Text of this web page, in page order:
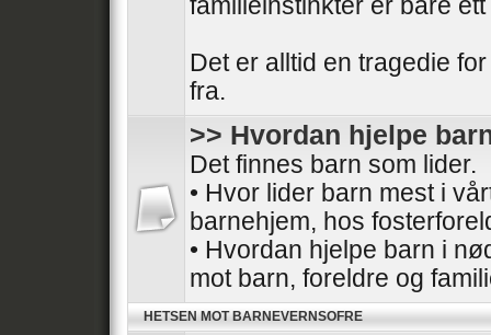
familieinstinkter er bare
Det er alltid en tragedie
fra.
>> Hvordan hjelpe
Det finnes barn som lider.
• Hvor lider barn mest i
barnehjem, hos
• Hvordan hjelpe barn i
mot barn, foreldre og
HETSEN MOT BARNEVERNSOFRE